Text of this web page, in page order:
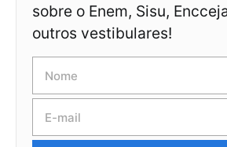
sobre o Enem, Sisu,
outros vestibulares!